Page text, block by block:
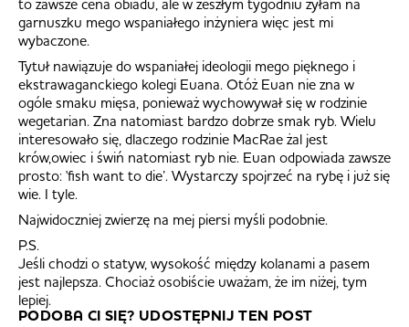
garnuszku mego wspaniałego inżyniera więc jest mi
wybaczone.
Tytuł nawiązuje do wspaniałej ideologii mego pięknego i
ekstrawaganckiego kolegi Euana. Otóż Euan nie zna w
ogóle smaku mięsa, ponieważ wychowywał się w rodzinie
wegetarian. Zna natomiast bardzo dobrze smak ryb. Wielu
interesowało się, dlaczego rodzinie MacRae żal jest
krów,owiec i świń natomiast ryb nie. Euan odpowiada zawsze
prosto: 'fish want to die’. Wystarczy spojrzeć na rybę i już się
wie. I tyle.
Najwidoczniej zwierzę na mej piersi myśli podobnie.
P.S.
Jeśli chodzi o statyw, wysokość między kolanami a pasem
jest najlepsza. Chociaż osobiście uważam, że im niżej, tym
lepiej.
PODOBA CI SIĘ? UDOSTĘPNIJ TEN POST